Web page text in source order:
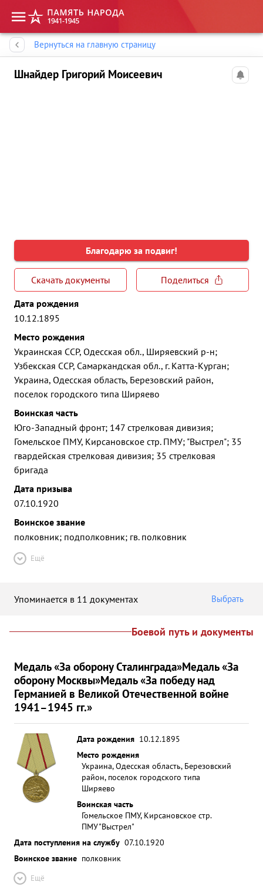
Вернуться на главную страницу
Шнайдер Григорий Моисеевич
Благодарю за подвиг!
Скачать документы
Поделиться
Дата рождения
10.12.1895
Место рождения
Украинская ССР, Одесская обл., Ширяевский р-н;
Узбекская ССР, Самаркандская обл., г. Катта-Курган;
Украина, Одесская область, Березовский район,
поселок городского типа Ширяево
Воинская часть
Юго-Западный фронт; 147 стрелковая дивизия;
Гомельское ПМУ, Кирсановское стр. ПМУ; "Выстрел"; 35
гвардейская стрелковая дивизия; 35 стрелковая
бригада
Дата призыва
07.10.1920
Воинское звание
полковник; подполковник; гв. полковник
Ещё
Упоминается в 11 документах Выбрать
Боевой путь и документы
Медаль «За оборону Сталинграда»Медаль «За
оборону Москвы»Медаль «За победу над
Германией в Великой Отечественной войне
1941–1945 гг.»
Дата рождения 10.12.1895
Место рождения
Украина, Одесская область, Березовский
район, поселок городского типа
Ширяево
Воинская часть
Гомельское ПМУ, Кирсановское стр.
ПМУ"Выстрел"
Дата поступления на службу 07.10.1920
Воинское звание полковник
Ещё
Память народа